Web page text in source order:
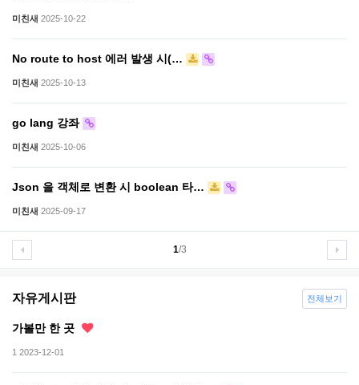
미친새 2025-10-22
No route to host 에러 발생 시(…
미친새 2025-10-13
go lang 강좌
미친새 2025-10-06
Json 을 객체로 변환 시 boolean 타…
미친새 2025-09-17
1/3
자유게시판
가볼만 한 곳
1 2023-12-01
전체보기